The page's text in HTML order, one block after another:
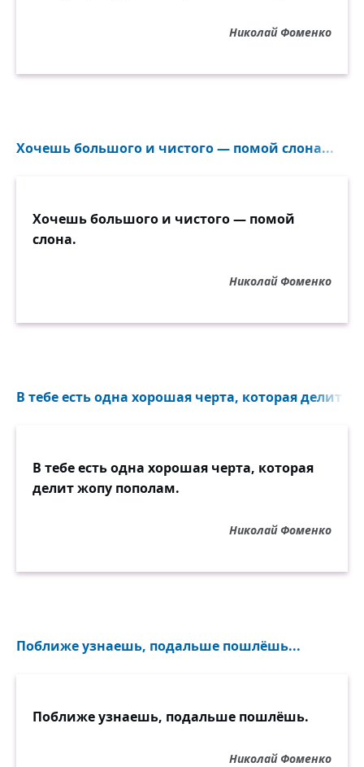
Николай Фоменко
Хочешь большого и чистого — помой слона...
Хочешь большого и чистого — помой
слона.
Николай Фоменко
В тебе есть одна хорошая черта, которая делит
В тебе есть одна хорошая черта, которая
делит жопу пополам.
Николай Фоменко
Поближе узнаешь, подальше пошлёшь...
Поближе узнаешь, подальше пошлёшь.
Николай Фоменко